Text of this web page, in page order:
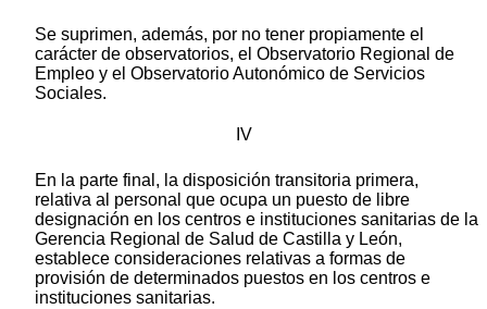
Se suprimen, además, por no tener propiamente el
carácter de observatorios, el Observatorio Regional de
Empleo y el Observatorio Autonómico de Servicios
Sociales.
IV
En la parte final, la disposición transitoria primera,
relativa al personal que ocupa un puesto de libre
designación en los centros e instituciones sanitarias de la
Gerencia Regional de Salud de Castilla y León,
establece consideraciones relativas a formas de
provisión de determinados puestos en los centros e
instituciones sanitarias.